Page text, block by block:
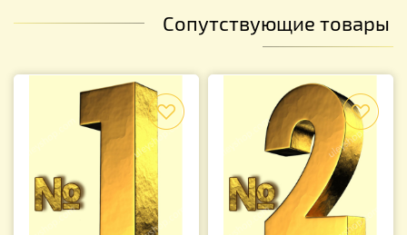
Сопутствующие товары